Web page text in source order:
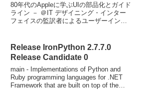
80年代のAppleに学ぶUIの部品化とガイド
ライン － ＠IT デザイニング・インター
フェイスの監訳者によるユーザーインタ
Release IronPython 2.7.7.0
Release Candidate 0
main - Implementations of Python and
Ruby programming languages for .NET
Framework that are built on top of the